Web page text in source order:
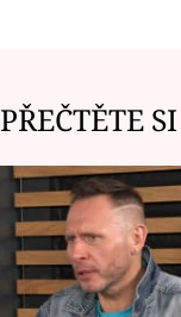
PŘEČTĚTE